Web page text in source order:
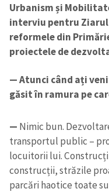
Urbanism și
interviu pentru
reformele din
proiectele de
— Atunci când ați
găsit în ramura pe
— Nimic bun.
transportul public –
locuitorii lui.
construcții, străzile
parcări haotice toate